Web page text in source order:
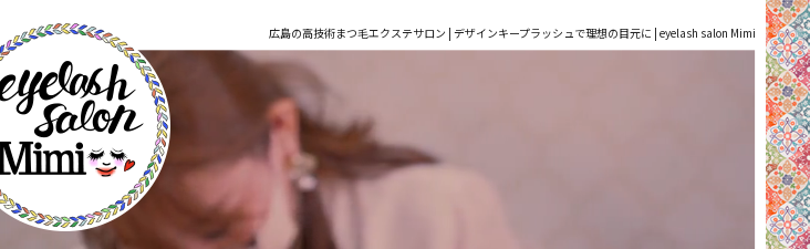
広島の高技術まつ毛エクステサロン | デザインキープラッシュで理想の目元に | eyelash salon Mimi